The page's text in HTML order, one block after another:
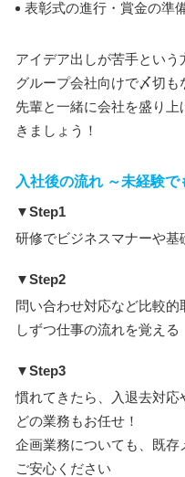
表彰式の進行・賞金の準
アイデア出しが苦手とい
グループ会社向けで〆切も
先輩と一緒に会社を盛り
きましょう！
入社後の流れ ～未経験
▼Step1
研修でビジネスマナーや基
▼Step2
問い合わせ対応など比較
しずつ仕事の流れを覚える
▼Step3
慣れてきたら、入退去対
どの業務もお任せ！
企画業務についても、既
ご安心ください